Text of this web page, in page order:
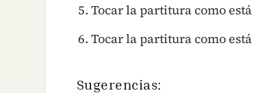
Tocar la partitura como
Tocar la partitura como
Sugerencias: